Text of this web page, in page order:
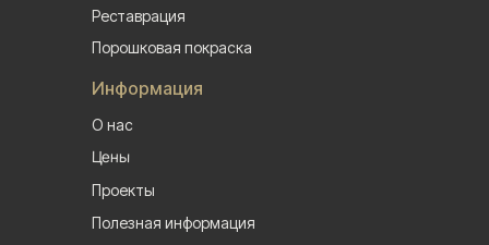
Реставрация
Порошковая покраска
Информация
О нас
Цены
Проекты
Полезная информация